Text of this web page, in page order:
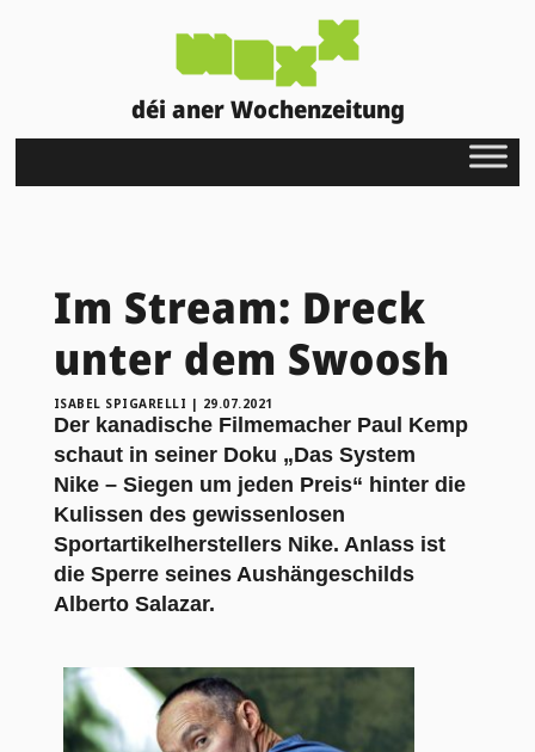
déi aner Wochenzeitung
Im Stream: Dreck
unter dem Swoosh
ISABEL SPIGARELLI | 29.07.2021
Der kanadische Filmemacher Paul Kemp
schaut in seiner Doku „Das System
Nike – Siegen um jeden Preis“ hinter die
Kulissen des gewissenlosen
Sportartikelherstellers Nike. Anlass ist
die Sperre seines Aushängeschilds
Alberto Salazar.